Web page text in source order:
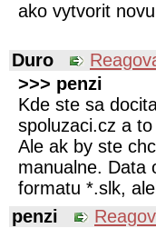
ako vytvorit
Duro
>>> penzi
Kde ste sa
spoluzaci.cz a
Ale ak by ste
manualne. Data
formatu *.slk,
penzi